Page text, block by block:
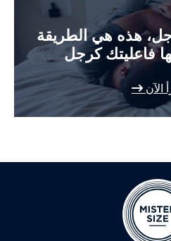
هذه هي الطريقة
فاعليتك كرجل
الآن